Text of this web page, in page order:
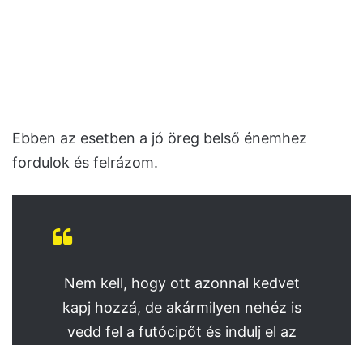
Ebben az esetben a jó öreg belső énemhez
fordulok és felrázom.
Nem kell, hogy ott azonnal kedvet
kapj hozzá, de akármilyen nehéz is
vedd fel a futócipőt és indulj el az